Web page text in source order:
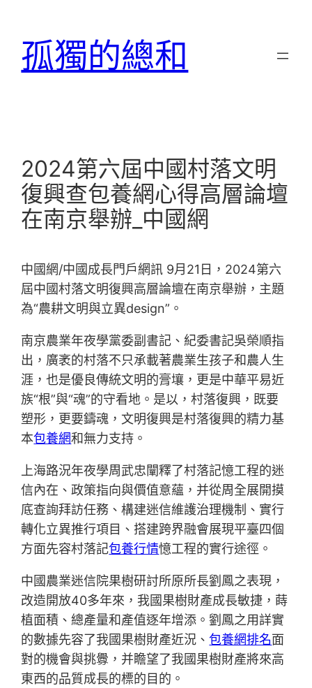
孤獨的總和
2024第六屆中國村落文明
復興查包養網心得高層論壇
在南京舉辦_中國網
中國網/中國成長門戶網訊 9月21日，2024第六
屆中國村落文明復興高層論壇在南京舉辦，主題
為“農耕文明與立異design”。
南京農業年夜學黨委副書記、紀委書記吳榮順指
出，廣袤的村落不只承載著農業生孩子和農人生
涯，也是優良傳統文明的膏壤，更是中華平易近
族“根”與“魂”的守看地。是以，村落復興，既要
塑形，更要鑄魂，文明復興是村落復興的精力基
本包養網和無力支持。
上海路況年夜學周武忠闡釋了村落記憶工程的迷
信內在、政策指向與價值意蘊，并從周全展開摸
底查詢拜訪任務、構建迷信維護治理機制、實行
轉化立異推行項目、搭建跨界融會展現平臺四個
方面先容村落記包養行情憶工程的實行途徑。
中國農業迷信院果樹研討所原所長劉鳳之表現，
改造開放40多年來，我國果樹財產成長敏捷，蒔
植面積、總產量和產值逐年增添。劉鳳之用詳實
的數據先容了我國果樹財產近況、包養網排名面
對的機會與挑釁，并瞻望了我國果樹財產將來高
東西的品質成長的標的目的。